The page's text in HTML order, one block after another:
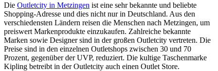
Die Outletcity in Metzingen ist eine sehr bekannte und beliebte
Shopping-Adresse und dies nicht nur in Deutschland. Aus den
verschiedensten Ländern reisen die Menschen nach Metzingen, um
preiswert Markenprodukte einzukaufen. Zahlreiche bekannte
Marken sowie Designer sind in der großen Outletcity vertreten. Die
Preise sind in den einzelnen Outletshops zwischen 30 und 70
Prozent, gegenüber der UVP, reduziert. Die kultige Taschenmarke
Kipling betreibt in der Outletcity auch einen Outlet Store.